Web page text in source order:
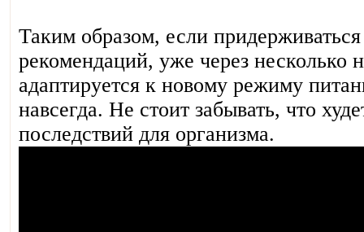
Таким образом, если
рекомендаций, уже через несколько
адаптируется к новому режиму
навсегда. Не стоит забывать, что
последствий для организма.